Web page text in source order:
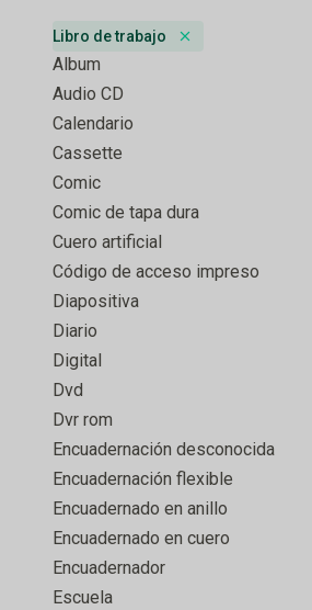
Libro de trabajo
Remove badge
Album
Audio CD
Calendario
Cassette
Comic
Comic de tapa dura
Cuero artificial
Código de acceso impreso
Diapositiva
Diario
Digital
Dvd
Dvr rom
Encuadernación desconocida
Encuadernación flexible
Encuadernado en anillo
Encuadernado en cuero
Encuadernador
Escuela